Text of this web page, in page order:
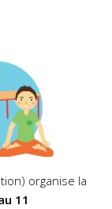
organise la
11